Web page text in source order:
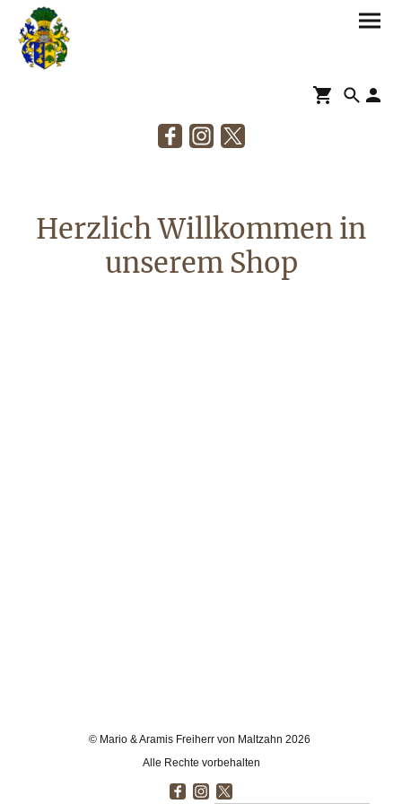
Herzlich Willkommen in
unserem Shop
© Mario & Aramis Freiherr von Maltzahn 2026
Alle Rechte vorbehalten